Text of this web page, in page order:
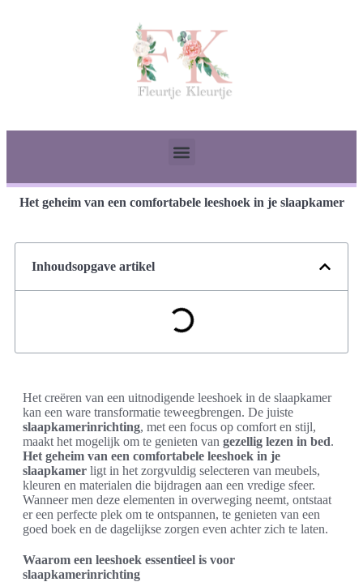
Het geheim van een comfortabele leeshoek in je slaapkamer
Inhoudsopgave artikel
Het creëren van een uitnodigende leeshoek in de slaapkamer
kan een ware transformatie teweegbrengen. De juiste
slaapkamerinrichting, met een focus op comfort en stijl,
maakt het mogelijk om te genieten van gezellig lezen in bed.
Het geheim van een comfortabele leeshoek in je
slaapkamer ligt in het zorgvuldig selecteren van meubels,
kleuren en materialen die bijdragen aan een vredige sfeer.
Wanneer men deze elementen in overweging neemt, ontstaat
er een perfecte plek om te ontspannen, te genieten van een
goed boek en de dagelijkse zorgen even achter zich te laten.
Waarom een leeshoek essentieel is voor
slaapkamerinrichting